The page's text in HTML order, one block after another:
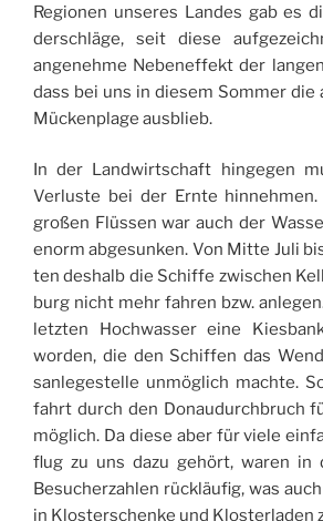
Regio­nen unseres Landes gab es
der­schläge, seit diese
ange­nehme Nebe­nef­fekt der
dass bei uns in die­sem Som­mer die
Mücken­plage ausblieb.
In der Land­wirt­schaft hin­ge­gen
Ver­luste bei der Ernte
großen Flüs­sen war auch der
enorm abge­sun­ken. Von Mitte Juli
ten deshalb die Schiffe zwi­schen
burg nicht mehr fah­ren bzw.
letz­ten Hoch­was­ser eine
wor­den, die den Schif­fen das
san­le­ges­telle unmö­glich machte.
fahrt durch den Donau­durch­bruch
möglich. Da diese aber für viele
flug zu uns dazu gehört, waren in
Besu­cher­zah­len rückläu­fig, was
in Klos­ter­schenke und Klos­ter­la­den